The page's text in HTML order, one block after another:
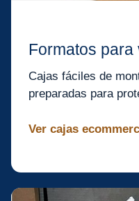
Formatos para
Cajas fáciles de
preparadas para
Ver cajas